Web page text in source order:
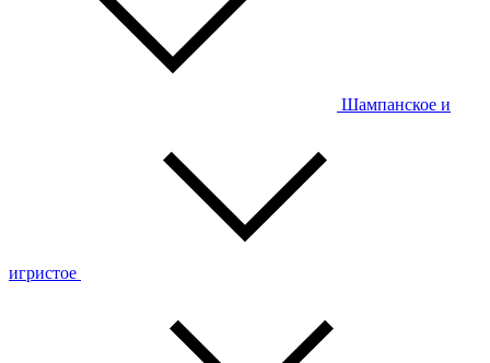
Шампанское и
игристое